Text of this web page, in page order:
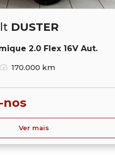
DUSTER
2.0 Flex 16V Aut.
170.000 km
nos
Ver mais